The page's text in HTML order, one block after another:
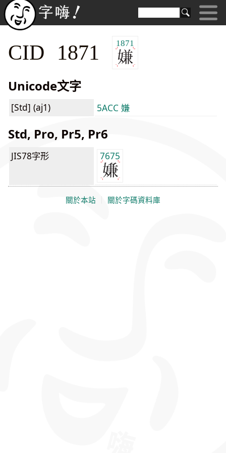
CID 1871 1871
Unicode文字
[Std] (aj1) 5ACC 嫌
Std, Pro, Pr5, Pr6
JIS78字形 7675
關於本站 關於字碼資料庫